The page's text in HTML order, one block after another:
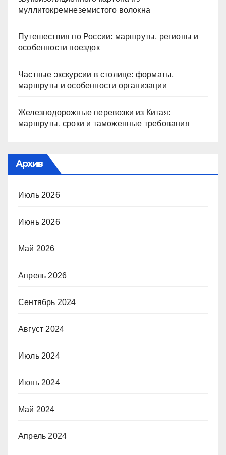
муллитокремнеземистого волокна
Путешествия по России: маршруты, регионы и
особенности поездок
Частные экскурсии в столице: форматы,
маршруты и особенности организации
Железнодорожные перевозки из Китая:
маршруты, сроки и таможенные требования
Архив
Июль 2026
Июнь 2026
Май 2026
Апрель 2026
Сентябрь 2024
Август 2024
Июль 2024
Июнь 2024
Май 2024
Апрель 2024